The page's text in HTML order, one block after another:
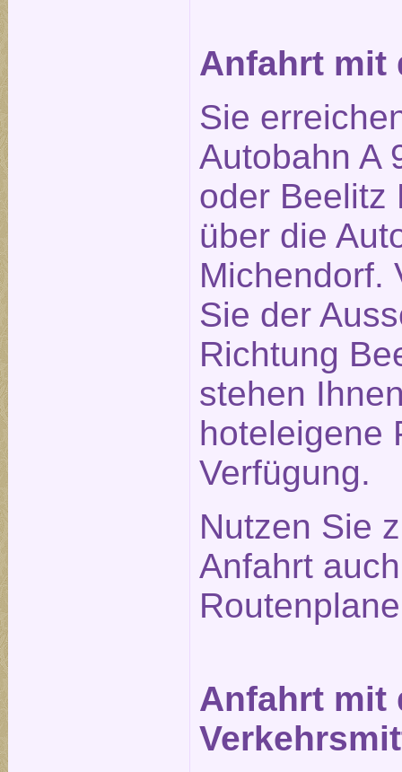
Anfahrt mit
Sie
Autobahn A
oder Beelitz
über die
Michendorf.
Sie der
Richtung
stehen
hoteleigene
Verfügung.
Nutzen Sie
Anfahrt
Anfahrt mit